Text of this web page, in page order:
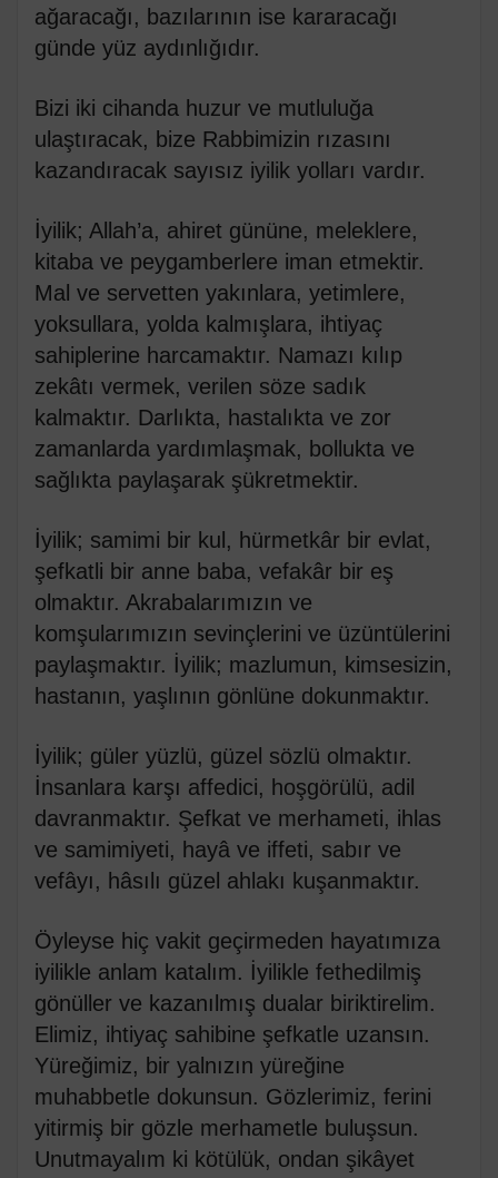
ağaracağı, bazılarının ise kararacağı
günde yüz aydınlığıdır.
Bizi iki cihanda huzur ve mutluluğa
ulaştıracak, bize Rabbimizin rızasını
kazandıracak sayısız iyilik yolları vardır.
İyilik; Allah’a, ahiret gününe, meleklere,
kitaba ve peygamberlere iman etmektir.
Mal ve servetten yakınlara, yetimlere,
yoksullara, yolda kalmışlara, ihtiyaç
sahiplerine harcamaktır. Namazı kılıp
zekâtı vermek, verilen söze sadık
kalmaktır. Darlıkta, hastalıkta ve zor
zamanlarda yardımlaşmak, bollukta ve
sağlıkta paylaşarak şükretmektir.
İyilik; samimi bir kul, hürmetkâr bir evlat,
şefkatli bir anne baba, vefakâr bir eş
olmaktır. Akrabalarımızın ve
komşularımızın sevinçlerini ve üzüntülerini
paylaşmaktır. İyilik; mazlumun, kimsesizin,
hastanın, yaşlının gönlüne dokunmaktır.
İyilik; güler yüzlü, güzel sözlü olmaktır.
İnsanlara karşı affedici, hoşgörülü, adil
davranmaktır. Şefkat ve merhameti, ihlas
ve samimiyeti, hayâ ve iffeti, sabır ve
vefâyı, hâsılı güzel ahlakı kuşanmaktır.
Öyleyse hiç vakit geçirmeden hayatımıza
iyilikle anlam katalım. İyilikle fethedilmiş
gönüller ve kazanılmış dualar biriktirelim.
Elimiz, ihtiyaç sahibine şefkatle uzansın.
Yüreğimiz, bir yalnızın yüreğine
muhabbetle dokunsun. Gözlerimiz, ferini
yitirmiş bir gözle merhametle buluşsun.
Unutmayalım ki kötülük, ondan şikâyet